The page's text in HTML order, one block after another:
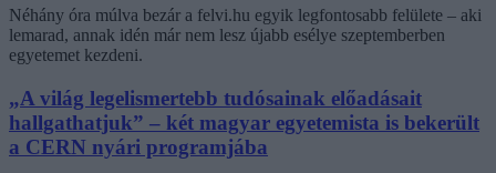
Néhány óra múlva bezár a felvi.hu egyik legfontosabb felülete – aki
lemarad, annak idén már nem lesz újabb esélye szeptemberben
egyetemet kezdeni.
„A világ legelismertebb tudósainak előadásait
hallgathatjuk” – két magyar egyetemista is bekerült
a CERN nyári programjába